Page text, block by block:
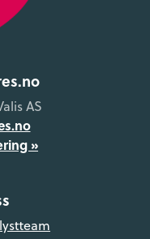
AS
»